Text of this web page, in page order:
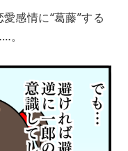
感情に“葛藤”する
。